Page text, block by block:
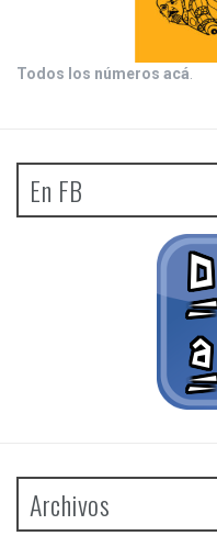
Todos los números acá
En FB
Archivos